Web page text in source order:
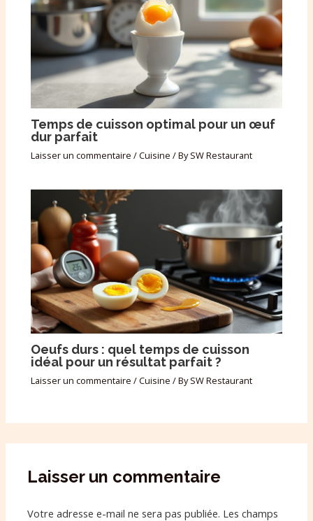
Temps de cuisson optimal pour un œuf
dur parfait
Laisser un commentaire /Cuisine / BySW Restaurant
Oeufs durs : quel temps de cuisson
idéal pour un résultat parfait ?
Laisser un commentaire /Cuisine / BySW Restaurant
Laisser un commentaire
Votre adresse e-mail ne sera pas publiée. Les champs